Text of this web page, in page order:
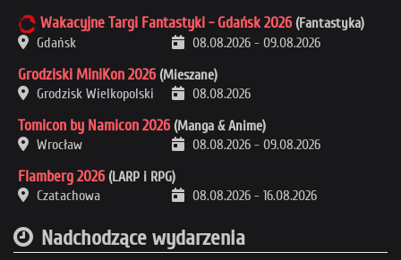
Wakacyjne Targi Fantastyki - Gdańsk 2026 (Fantastyka)
Gdańsk
08.08.2026 - 09.08.2026
Grodziski MiniKon 2026 (Mieszane)
Grodzisk Wielkopolski
08.08.2026
Tomicon by Namicon 2026 (Manga & Anime)
Wrocław
08.08.2026 - 09.08.2026
Flamberg 2026 (LARP i RPG)
Czatachowa
08.08.2026 - 16.08.2026
Nadchodzące wydarzenia